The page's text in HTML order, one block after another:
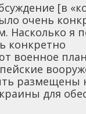
[в
очень
Насколько я
конкретно
военное
размещены
для